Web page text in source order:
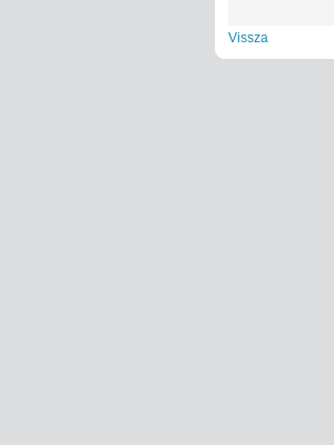
Vissza